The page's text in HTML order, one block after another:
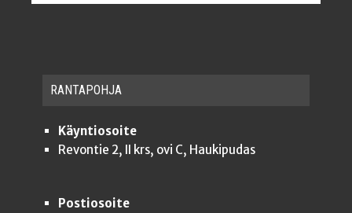
RAN­TA­POH­JA
Käyntiosoite
Revontie 2, II krs, ovi C, Haukipudas
Postiosoite